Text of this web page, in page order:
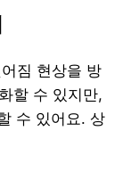
짐 현상을 방
할 수 있지만,
수 있어요. 상